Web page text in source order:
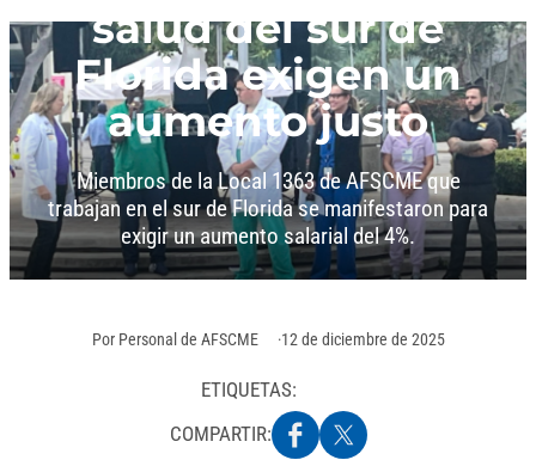
salud del sur de
Florida exigen un
aumento justo
Miembros de la Local 1363 de AFSCME que
trabajan en el sur de Florida se manifestaron para
exigir un aumento salarial del 4%.
Por Personal de AFSCME 12 de diciembre de 2025
ETIQUETAS:
COMPARTIR: